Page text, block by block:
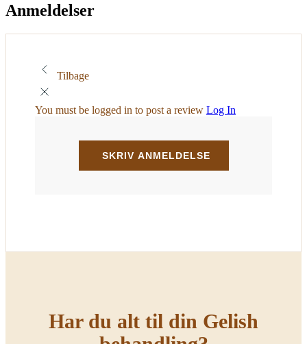
Anmeldelser
Tilbage
You must be logged in to post a review Log In
Har du alt til din Gelish